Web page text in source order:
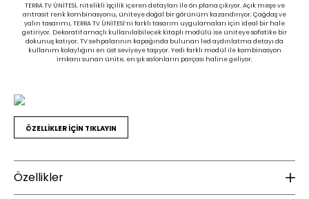
TERRA TV ÜNİTESİ, nitelikli işçilik içeren detayları ile ön plana çıkıyor. Açık meşe ve
antrasit renk kombinasyonu, üniteye doğal bir görünüm kazandırıyor. Çağdaş ve
yalın tasarımı, TERRA TV ÜNİTESİ’ni farklı tasarım uygulamaları için ideal bir hale
getiriyor. Dekoratif amaçlı kullanılabilecek kitaplı modülü ise üniteye sofistike bir
dokunuş katıyor. TV sehpalarının kapağında bulunan led aydınlatma detayı da
kullanım kolaylığını en üst seviyeye taşıyor. Yedi farklı modül ile kombinasyon
imkanı sunan ünite, en şık salonların parçası haline geliyor.
ÖZELLİKLER İÇİN TIKLAYIN
Özellikler